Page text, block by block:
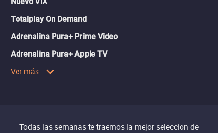
Totalplay On Demand
Adrenalina Pura+ Prime Video
Adrenalina Pura+ Apple TV
Ver más
Todas las semanas te traemos la mejor selección de